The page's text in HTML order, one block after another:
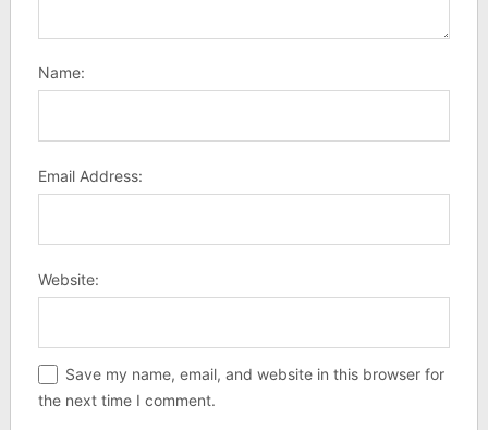
Name:
Email Address:
Website:
Save my name, email, and website in this browser for
the next time I comment.